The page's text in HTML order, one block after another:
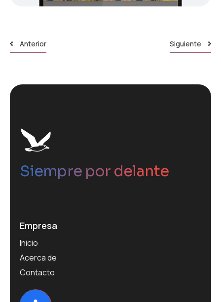
Anterior Siguiente
Siempre por delante
Empresa
Inicio
Acerca de
Contacto